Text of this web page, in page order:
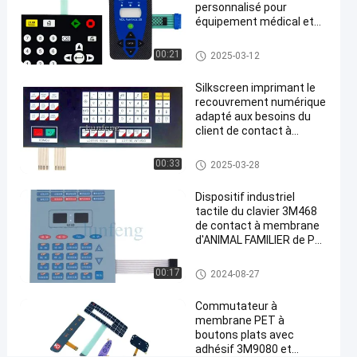
membrane
d'ANIMAL
FAMILIER
de
Polydone
Contact à
d'ANIMAL
points
Causez
Maintenant
Contact à
membrane
d'ANIMAL
FAMILIER
contact à
00:21
personnalisé pour
équipement médical et
Contact à membrane d'ANIMA
L FAMILIER
2025-03-12
00:33
Silkscreen imprimant le
recouvrement numérique
adapté aux besoins du
client de contact à
FAMILIER de conception
Contact à membrane d'ANIMA
L FAMILIER
2025-03-28
00:17
Dispositif industriel
tactile du clavier 3M468
de contact à membrane
d'ANIMAL FAMILIER de PC
Contact à membrane d'ANIMA
L FAMILIER
2024-08-27
Commutateur à
membrane PET à
boutons plats avec
adhésif 3M9080 et